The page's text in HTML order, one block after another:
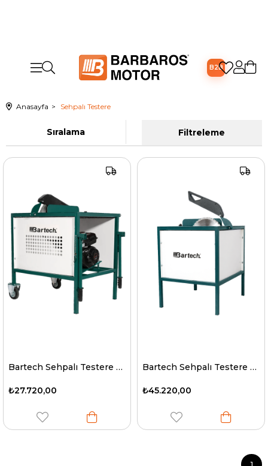
B2B
Anasayfa Sehpalı Testere
Filtreleme
Sıralama
Bartech Sehpalı Testere Makinesi - Benzinli 7 Hp
₺27.720,00
Bartech Sehpalı Testere Makinesi - Elektrikli 3 Hp
₺45.220,00